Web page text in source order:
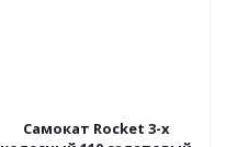
Самокат Rocket 3-х